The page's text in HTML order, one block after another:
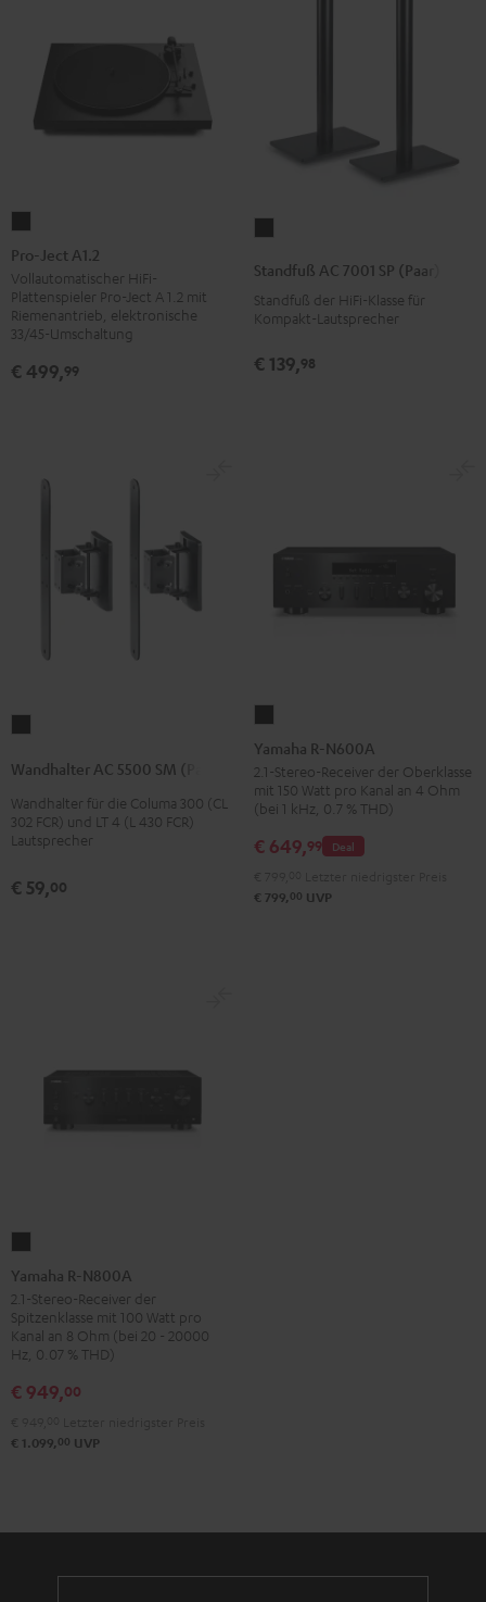
Ject
A1.2
Schwarz
Pro-Ject A1.2
Vollautomatischer HiFi-
Plattenspieler Pro-Ject A 1.2 mit
Riemenantrieb, elektronische
33/45-Umschaltung
€ 499,99
7001
SP
(Paar)
Schwarz
Standfuß AC 7001 SP (Paar)
Standfuß der HiFi-Klasse für
Kompakt-Lautsprecher
€ 139,98
5500
SM
(Paar)
Wandhalter AC 5500 SM (Paar)
Wandhalter für die Columa 300 (CL
302 FCR) und LT 4 (L 430 FCR)
Lautsprecher
€ 59,00
N600A
Schwarz
Yamaha R-N600A
2.1-Stereo-Receiver der Oberklasse
mit 150 Watt pro Kanal an 4 Ohm
(bei 1 kHz, 0.7 % THD)
Deal
€ 649,99
€ 799, 00 UVP
N800A
Schwarz
Yamaha R-N800A
2.1-Stereo-Receiver der
Spitzenklasse mit 100 Watt pro
Kanal an 8 Ohm (bei 20 - 20000
Hz, 0.07 % THD)
€ 949,00
€ 1.099, 00 UVP